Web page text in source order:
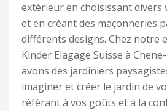
extérieur en choisissant divers
et en créant des maçonneries
différents designs. Chez notre
Kinder Elagage Suisse à
avons des jardiniers
imaginer et créer le jardin de
référant à vos goûts et à la